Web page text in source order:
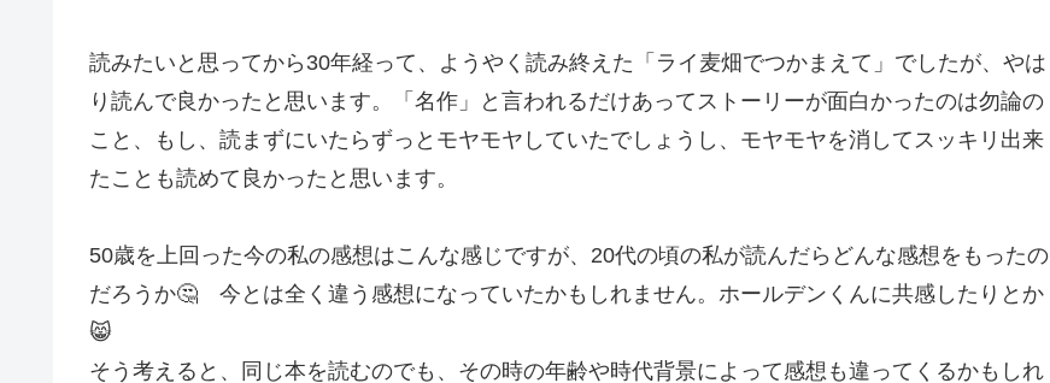
読みたいと思ってから30年経って、ようやく読み終えた「ライ麦畑でつかまえて」でしたが、やは
り読んで良かったと思います。「名作」と言われるだけあってストーリーが面白かったのは勿論の
こと、もし、読まずにいたらずっとモヤモヤしていたでしょうし、モヤモヤを消してスッキリ出来
たことも読めて良かったと思います。
50歳を上回った今の私の感想はこんな感じですが、20代の頃の私が読んだらどんな感想をもったの
だろうか🤔 今とは全く違う感想になっていたかもしれません。ホールデンくんに共感したりとか
😸
そう考えると、同じ本を読むのでも、その時の年齢や時代背景によって感想も違ってくるかもしれ